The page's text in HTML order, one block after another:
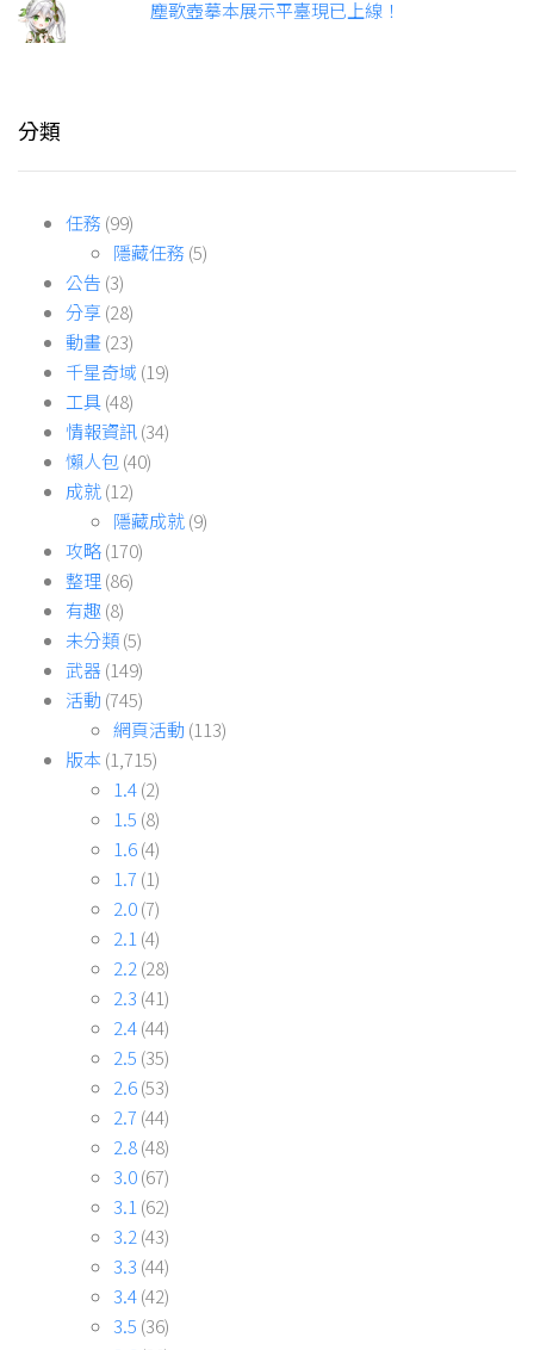
塵歌壺摹本展示平臺現已上線！
分類
任務 (99)
隱藏任務 (5)
公告 (3)
分享(28)
動畫(23)
千星奇域 (19)
工具(48)
情報資訊(34)
懶人包(40)
成就(12)
隱藏成就(9)
攻略(170)
整理(86)
有趣(8)
未分類(5)
武器(149)
活動 (745)
網頁活動 (113)
版本 (1,715)
1.4(2)
1.5 (8)
1.6(4)
1.7 (1)
2.0(7)
2.1 (4)
2.2 (28)
2.3 (41)
2.4(44)
2.5 (35)
2.6(53)
2.7 (44)
2.8(48)
3.0(67)
3.1 (62)
3.2 (43)
3.3 (44)
3.4(42)
3.5 (36)